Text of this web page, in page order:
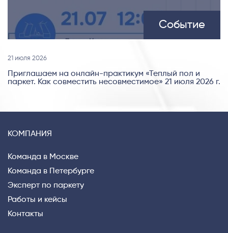
Событие
21 июля 2026
Приглашаем на онлайн-практикум «Теплый пол и
паркет. Как совместить несовместимое» 21 июля 2026 г.
КОМПАНИЯ
Команда в Москве
Команда в Петербурге
Эксперт по паркету
Работы и кейсы
Контакты